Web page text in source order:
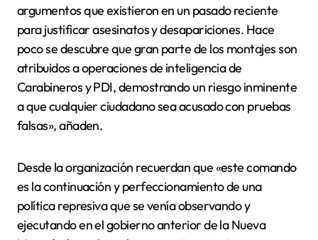
argumentos que existieron en un pasado reciente
para justificar asesinatos y desapariciones. Hace
poco se descubre que gran parte de los montajes son
atribuidos a operaciones de inteligencia de
Carabineros y PDI, demostrando un riesgo inminente
a que cualquier ciudadano sea acusado con pruebas
falsas», añaden.
Desde la organización recuerdan que «este comando
es la continuación y perfeccionamiento de una
política represiva que se venía observando y
ejecutando en el gobierno anterior de la Nueva